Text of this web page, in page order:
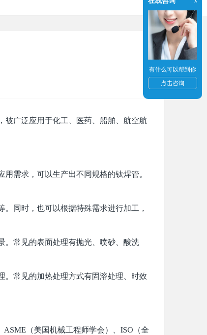
广泛应用于化工、医药、船舶、航空航
需求，可以生产出不同规格的钛焊管。
同时，也可以根据特殊需求进行加工，
常见的表面处理有抛光、喷砂、酸洗
常见的加热处理方式有固溶处理、时效
（美国机械工程师学会）、ISO（全
有什么可以帮到你
点击咨询